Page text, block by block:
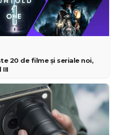
20 de filme și seriale noi,
III